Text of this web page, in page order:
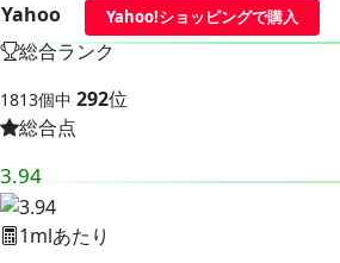
Yahoo
Yahoo!ショッピングで購入
総合ランク
1813個中 292位
総合点
3.94
1mlあたり